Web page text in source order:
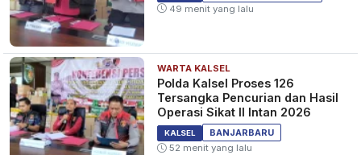
49 menit yang lalu
WARTA KALSEL
Polda Kalsel Proses 126
Tersangka Pencurian dan Hasil
Operasi Sikat II Intan 2026
KALSEL
BANJARBARU
52 menit yang lalu